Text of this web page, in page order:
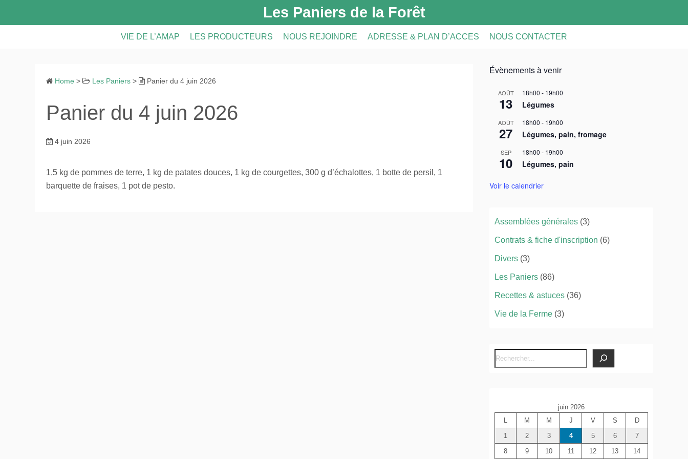
Les Paniers de la Forêt
VIE DE L’AMAP
CONTRATS & FICHE D’INSCRIPTION
ASSEMBLEES GENERALES
LES PRODUCTEURS
VIE DE LA FERME
NOUS REJOINDRE ADRESSE & PLAN D’ACCES NOUS CONTACTER
Home > Les Paniers > Panier du 4 juin 2026
Panier du 4 juin 2026
4 juin 2026
1,5 kg de pommes de terre, 1 kg de patates douces, 1 kg de courgettes, 300 g d’échalottes, 1 botte de persil, 1
barquette de fraises, 1 pot de pesto.
Évènements à venir
AOÛT
13
18h00 - 19h00
Légumes
AOÛT
27
18h00 - 19h00
Légumes, pain, fromage
SEP
10
18h00 - 19h00
Légumes, pain
Voir le calendrier
Assemblées générales (3)
Contrats & fiche d'inscription (6)
Divers (3)
Les Paniers (86)
Recettes & astuces (36)
Vie de la Ferme (3)
R
e
juin 2026
L
M M J V S
D
1
2 3 4 5 6
7
8
9 10 11 12 13 14